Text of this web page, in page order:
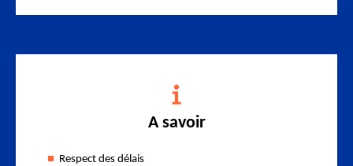
A savoir
Respect des délais